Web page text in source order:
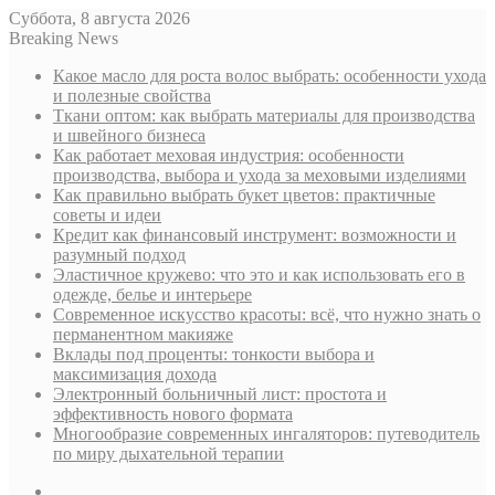
Суббота, 8 августа 2026
Breaking News
Какое масло для роста волос выбрать: особенности ухода
и полезные свойства
Ткани оптом: как выбрать материалы для производства
и швейного бизнеса
Как работает меховая индустрия: особенности
производства, выбора и ухода за меховыми изделиями
Как правильно выбрать букет цветов: практичные
советы и идеи
Кредит как финансовый инструмент: возможности и
разумный подход
Эластичное кружево: что это и как использовать его в
одежде, белье и интерьере
Современное искусство красоты: всё, что нужно знать о
перманентном макияже
Вклады под проценты: тонкости выбора и
максимизация дохода
Электронный больничный лист: простота и
эффективность нового формата
Многообразие современных ингаляторов: путеводитель
по миру дыхательной терапии